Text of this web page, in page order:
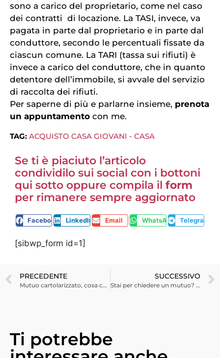
sono a carico del proprietario, come nel caso
dei contratti di locazione. La TASI, invece, va
pagata in parte dal proprietario e in parte dal
conduttore, secondo le percentuali fissate da
ciascun comune. La TARI (tassa sui rifiuti) è
invece a carico del conduttore, che in quanto
detentore dell’immobile, si avvale del servizio
di raccolta dei rifiuti.
Per saperne di più e parlarne insieme, prenota
un appuntamento con me.
TAG: ACQUISTO CASA GIOVANI - CASA
Se ti è piaciuto l’articolo
condividilo sui social con i bottoni
qui sotto oppure compila il form
per rimanere sempre aggiornato
Facebook LinkedIn Email WhatsApp Telegram
[sibwp_form id=1]
PRECEDENTE
Mutuo cartolarizzato, cosa cambia per te?
SUCCESSIVO
Stai per chiedere un mutuo? Vai in banca preparato sul tuo merito creditizio
Ti potrebbe